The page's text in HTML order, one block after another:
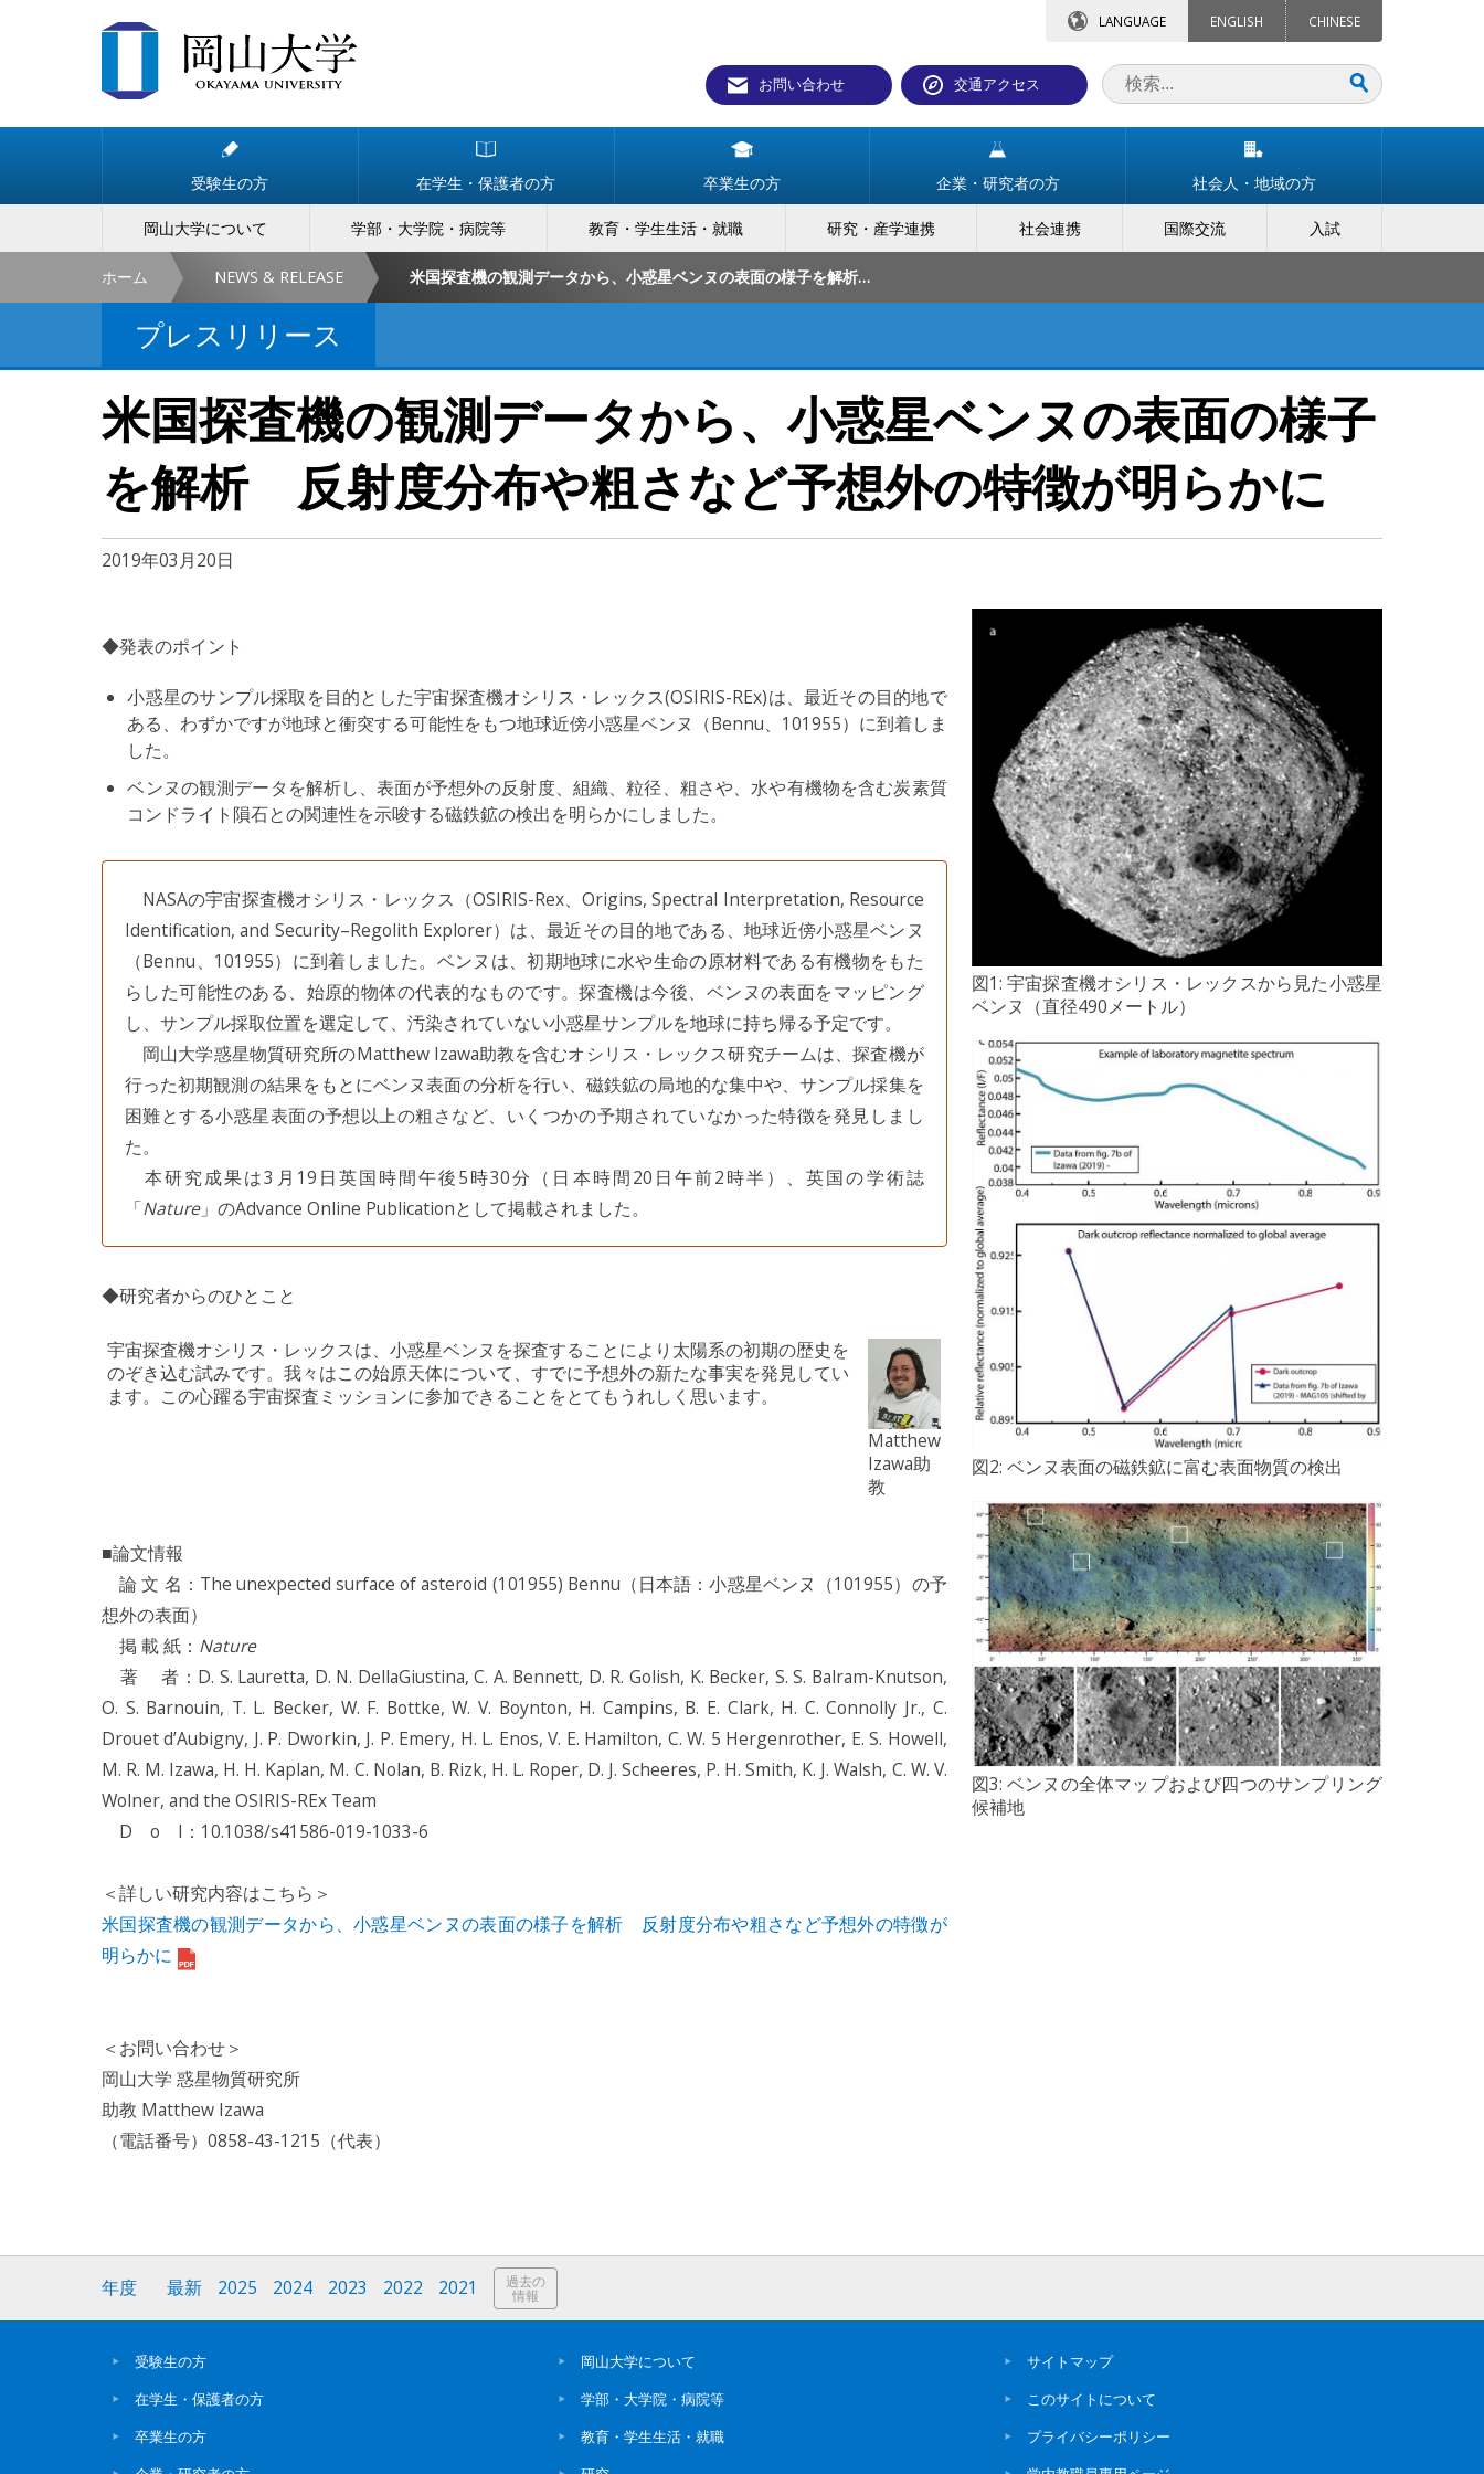
LANGUAGE ENGLISH CHINESE
お問い合わせ 交通アクセス
受験生の方 在学生・保護者の方 卒業生の方 企業・研究者の方 社会人・地域の方
岡山大学について 学部・大学院・病院等 教育・学生生活・就職 研究・産学連携 社会連携 国際交流 入試
ホーム NEWS & RELEASE 米国探査機の観測データから、小惑星ベンヌの表面の様子を解析 反射度分布や粗さなど予想外の特徴が明らかに
プレスリリース
米国探査機の観測データから、小惑星ベンヌの表面の様子
を解析 反射度分布や粗さなど予想外の特徴が明らかに
2019年03月20日
◆発表のポイント
小惑星のサンプル採取を目的とした宇宙探査機オシリス・レックス(OSIRIS-REx)は、最近その目的地で
ある、わずかですが地球と衝突する可能性をもつ地球近傍小惑星ベンヌ（Bennu、101955）に到着しま
した。
ベンヌの観測データを解析し、表面が予想外の反射度、組織、粒径、粗さや、水や有機物を含む炭素質
コンドライト隕石との関連性を示唆する磁鉄鉱の検出を明らかにしました。
NASAの宇宙探査機オシリス・レックス（OSIRIS-Rex、Origins, Spectral Interpretation, Resource
Identification, and Security–Regolith Explorer）は、最近その目的地である、地球近傍小惑星ベンヌ
（Bennu、101955）に到着しました。ベンヌは、初期地球に水や生命の原材料である有機物をもた
らした可能性のある、始原的物体の代表的なものです。探査機は今後、ベンヌの表面をマッピング
し、サンプル採取位置を選定して、汚染されていない小惑星サンプルを地球に持ち帰る予定です。
岡山大学惑星物質研究所のMatthew Izawa助教を含むオシリス・レックス研究チームは、探査機が
行った初期観測の結果をもとにベンヌ表面の分析を行い、磁鉄鉱の局地的な集中や、サンプル採集を
困難とする小惑星表面の予想以上の粗さなど、いくつかの予期されていなかった特徴を発見しまし
た。
本研究成果は3月19日英国時間午後5時30分（日本時間20日午前2時半）、英国の学術誌
「Nature」のAdvance Online Publicationとして掲載されました。
◆研究者からのひとこと
宇宙探査機オシリス・レックスは、小惑星ベンヌを探査することにより太陽系の初期の歴史を
のぞき込む試みです。我々はこの始原天体について、すでに予想外の新たな事実を発見してい
ます。この心躍る宇宙探査ミッションに参加できることをとてもうれしく思います。
Matthew
Izawa助
教
■論文情報
論 文 名：The unexpected surface of asteroid (101955) Bennu（日本語：小惑星ベンヌ（101955）の予
想外の表面）
掲 載 紙： Nature
著 者：D. S. Lauretta, D. N. DellaGiustina, C. A. Bennett, D. R. Golish, K. Becker, S. S. Balram-Knutson,
O. S. Barnouin, T. L. Becker, W. F. Bottke, W. V. Boynton, H. Campins, B. E. Clark, H. C. Connolly Jr., C.
Drouet d’Aubigny, J. P. Dworkin, J. P. Emery, H. L. Enos, V. E. Hamilton, C. W. 5 Hergenrother, E. S. Howell,
M. R. M. Izawa, H. H. Kaplan, M. C. Nolan, B. Rizk, H. L. Roper, D. J. Scheeres, P. H. Smith, K. J. Walsh, C. W. V.
Wolner, and the OSIRIS-REx Team
D o I：10.1038/s41586-019-1033-6
＜詳しい研究内容はこちら＞
米国探査機の観測データから、小惑星ベンヌの表面の様子を解析 反射度分布や粗さなど予想外の特徴が
明らかに
＜お問い合わせ＞
岡山大学 惑星物質研究所
助教 Matthew Izawa
（電話番号）0858-43-1215（代表）
図1: 宇宙探査機オシリス・レックスから見た小惑星
ベンヌ（直径490メートル）
図2: ベンヌ表面の磁鉄鉱に富む表面物質の検出
図3: ベンヌの全体マップおよび四つのサンプリング
候補地
年度 最新 2025 2024 2023 2022 2021 過去の
情報
受験生の方
在学生・保護者の方
卒業生の方
岡山大学について
学部・大学院・病院等
教育・学生生活・就職
サイトマップ
このサイトについて
プライバシーポリシー